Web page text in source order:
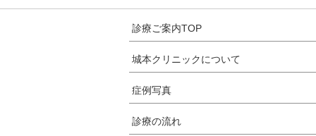
診療ご案内TOP
城本クリニックについて
症例写真
診療の流れ